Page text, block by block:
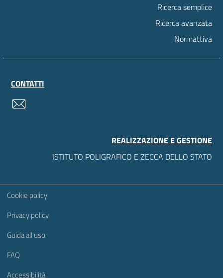
Ricerca semplice
Ricerca avanzata
Normattiva
CONTATTI
REALIZZAZIONE E GESTIONE
ISTITUTO POLIGRAFICO E ZECCA DELLO STATO
Sezione Link Utili
Cookie policy
Privacy policy
Guida all'uso
FAQ
Accessibilità